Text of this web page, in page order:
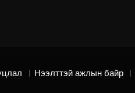
Нээлттэй ажлын байр